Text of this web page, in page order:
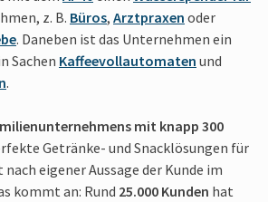
z. B. Büros, Arztpraxen oder
. Daneben ist das Unternehmen ein
Sachen Kaffeevollautomaten und
.
mit knapp 300
Getränke- und Snacklösungen für
eigener Aussage der Kunde im
kommt an: Rund 25.000 Kunden hat